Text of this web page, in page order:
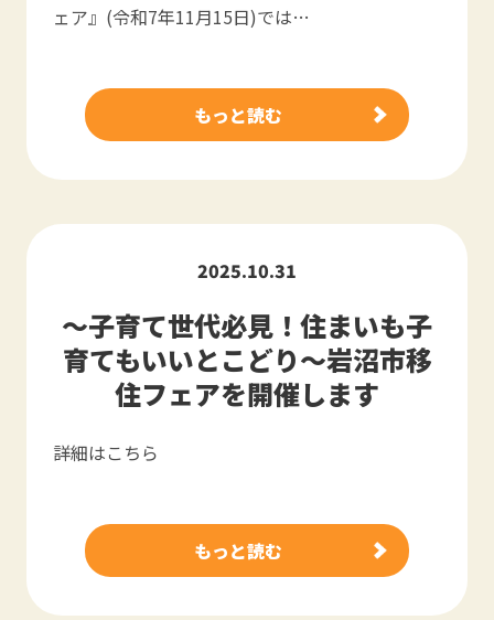
ェア』(令和7年11月15日)では…
もっと読む
2025.10.31
～子育て世代必見！住まいも子
育てもいいとこどり～岩沼市移
住フェアを開催します
詳細はこちら
もっと読む